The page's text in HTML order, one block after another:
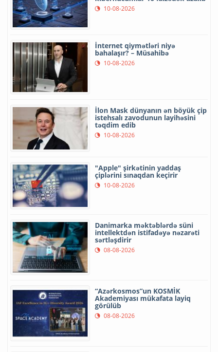
10-08-2026
İnternet qiymətləri niyə
bahalaşır? – Müsahibə
10-08-2026
İlon Mask dünyanın ən böyük çip
istehsalı zavodunun layihəsini
təqdim edib
10-08-2026
"Apple" şirkətinin yaddaş
çiplərini sınaqdan keçirir
10-08-2026
Danimarka məktəblərdə süni
intellektdən istifadəyə nəzarəti
sərtləşdirir
08-08-2026
“Azərkosmos”un KOSMİK
Akademiyası mükafata layiq
görülüb
08-08-2026